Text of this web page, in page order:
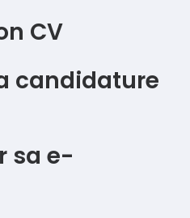
CV
candidature
sa e-